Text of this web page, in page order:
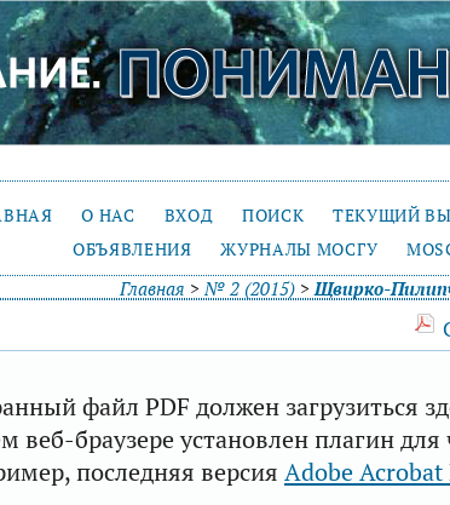
О НАС ВХОД ПОИСК ТЕКУЩИЙ
ОБЪЯВЛЕНИЯ
ЖУРНАЛЫ МОСГУ
Главная >№ 2 (2015)>Щвирко-
файл PDF должен загрузиться
веб-браузере установлен плагин для
последняя версия Adobe Acrobat